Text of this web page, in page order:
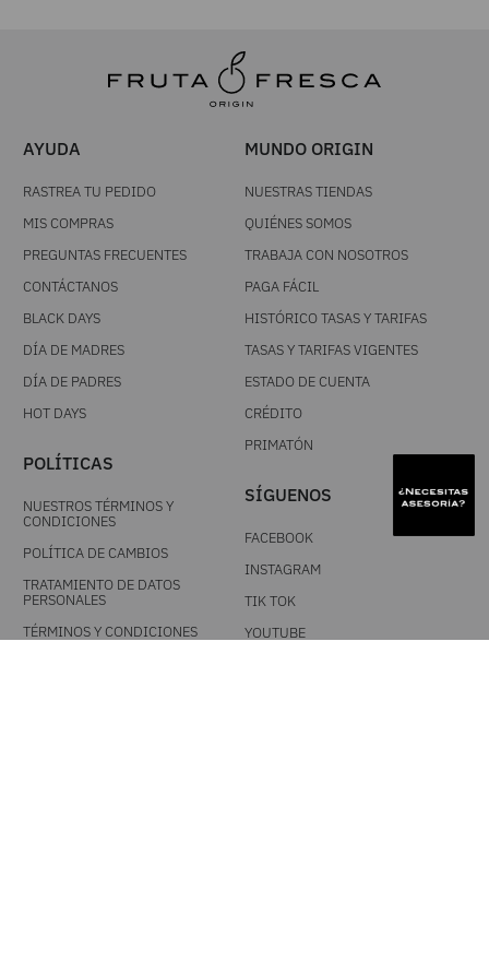
AYUDA
RASTREA TU PEDIDO
MIS COMPRAS
PREGUNTAS FRECUENTES
CONTÁCTANOS
BLACK DAYS
DÍA DE MADRES
DÍA DE PADRES
HOT DAYS
POLÍTICAS
NUESTROS TÉRMINOS Y
CONDICIONES
POLÍTICA DE CAMBIOS
TRATAMIENTO DE DATOS
PERSONALES
TÉRMINOS Y CONDICIONES
MUNDO ORIGIN
NUESTRAS TIENDAS
QUIÉNES SOMOS
TRABAJA CON NOSOTROS
PAGA FÁCIL
HISTÓRICO TASAS Y TARIFAS
TASAS Y TARIFAS VIGENTES
ESTADO DE CUENTA
CRÉDITO
PRIMATÓN
SÍGUENOS
FACEBOOK
INSTAGRAM
TIK TOK
YOUTUBE